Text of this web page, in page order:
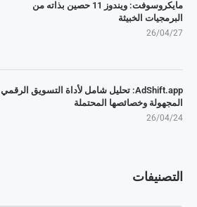
مايكروسوفت: ويندوز 11 حصين بذاته من
البرمجيات الخبيثة
26/04/27
AdShift.app: تحليل شامل لأداة التسويق الرقمي
المجهولة وخصائصها المحتملة
26/04/24
التصنيفات